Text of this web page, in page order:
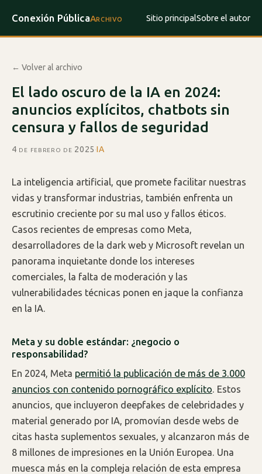
Conexión PúblicaArchivo Sitio principalSobre el autor
← Volver al archivo
El lado oscuro de la IA en 2024:
anuncios explícitos, chatbots sin
censura y fallos de seguridad
4 de febrero de 2025·IA
La inteligencia artificial, que promete facilitar nuestras
vidas y transformar industrias, también enfrenta un
escrutinio creciente por su mal uso y fallos éticos.
Casos recientes de empresas como Meta,
desarrolladores de la dark web y Microsoft revelan un
panorama inquietante donde los intereses
comerciales, la falta de moderación y las
vulnerabilidades técnicas ponen en jaque la confianza
en la IA.
Meta y su doble estándar: ¿negocio o
responsabilidad?
En 2024, Meta permitió la publicación de más de 3.000
anuncios con contenido pornográfico explícito. Estos
anuncios, que incluyeron deepfakes de celebridades y
material generado por IA, promovían desde webs de
citas hasta suplementos sexuales, y alcanzaron más de
8 millones de impresiones en la Unión Europea. Una
muesca más en la compleja relación de esta empresa